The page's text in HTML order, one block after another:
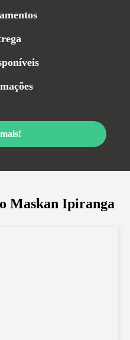
Maskan Ipiranga